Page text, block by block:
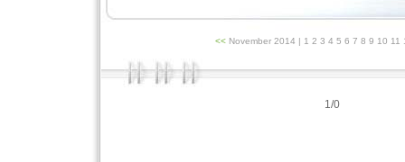
<< November 2014 | 1 2 3 4 5 6 7 8 9 10
1/0